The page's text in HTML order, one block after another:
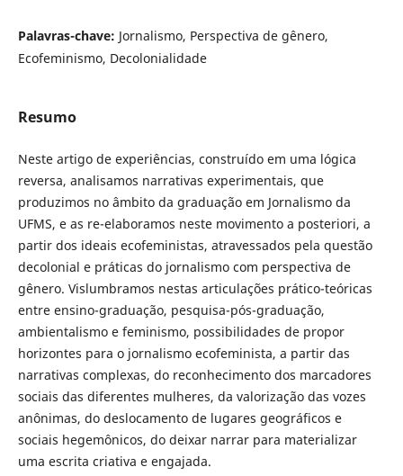
Palavras-chave: Jornalismo, Perspectiva de gênero,
Ecofeminismo, Decolonialidade
Resumo
Neste artigo de experiências, construído em uma lógica
reversa, analisamos narrativas experimentais, que
produzimos no âmbito da graduação em Jornalismo da
UFMS, e as re-elaboramos neste movimento a posteriori, a
partir dos ideais ecofeministas, atravessados pela questão
decolonial e práticas do jornalismo com perspectiva de
gênero. Vislumbramos nestas articulações prático-teóricas
entre ensino-graduação, pesquisa-pós-graduação,
ambientalismo e feminismo, possibilidades de propor
horizontes para o jornalismo ecofeminista, a partir das
narrativas complexas, do reconhecimento dos marcadores
sociais das diferentes mulheres, da valorização das vozes
anônimas, do deslocamento de lugares geográficos e
sociais hegemônicos, do deixar narrar para materializar
uma escrita criativa e engajada.